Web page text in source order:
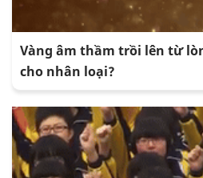
Vàng âm thầm trồi lên từ
cho nhân loại?